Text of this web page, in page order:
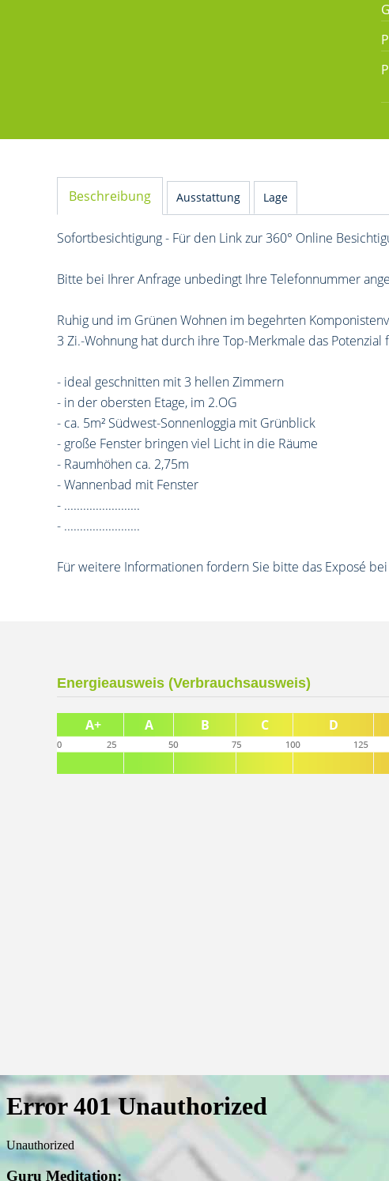
Beschreibung Ausstattung Lage
Sofortbesichtigung - Für den Link zur 360° Online
Bitte bei Ihrer Anfrage unbedingt Ihre Telefonnummer
Ruhig und im Grünen Wohnen im begehrten
3 Zi.-Wohnung hat durch ihre Top-Merkmale das
- ideal geschnitten mit 3 hellen Zimmern
- in der obersten Etage, im 2.OG
- ca. 5m² Südwest-Sonnenloggia mit Grünblick
- große Fenster bringen viel Licht in die Räume
- Raumhöhen ca. 2,75m
- Wannenbad mit Fenster
- ........................
- ........................
Für weitere Informationen fordern Sie bitte das Exposé bei
Energieausweis (Verbrauchsausweis)